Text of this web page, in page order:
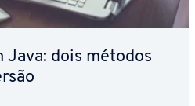
Java: dois métodos